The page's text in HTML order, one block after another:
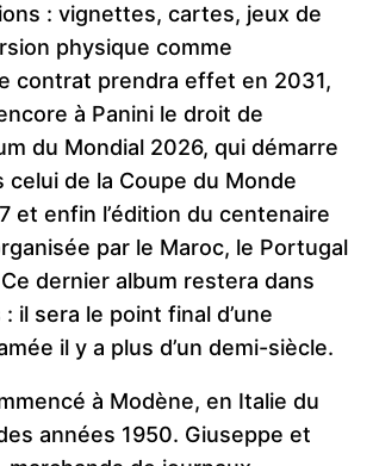
: vignettes, cartes, jeux de
physique comme
contrat prendra effet en 2031,
à Panini le droit de
du Mondial 2026, qui démarre
celui de la Coupe du Monde
et enfin l’édition du centenaire
par le Maroc, le Portugal
Ce dernier album restera dans
il sera le point final d’une
il y a plus d’un demi-siècle.
à Modène, en Italie du
années 1950. Giuseppe et